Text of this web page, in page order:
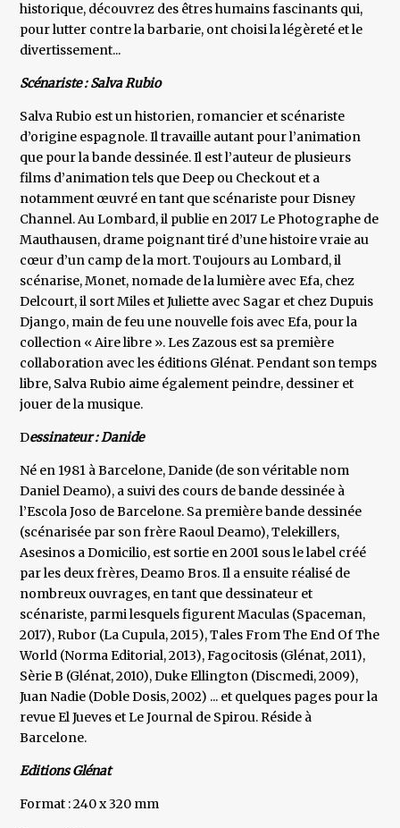
historique, découvrez des êtres humains fascinants qui,
pour lutter contre la barbarie, ont choisi la légèreté et le
divertissement...
Scénariste : Salva Rubio
Salva Rubio est un historien, romancier et scénariste
d’origine espagnole. Il travaille autant pour l’animation
que pour la bande dessinée. Il est l’auteur de plusieurs
films d’animation tels que Deep ou Checkout et a
notamment œuvré en tant que scénariste pour Disney
Channel. Au Lombard, il publie en 2017 Le Photographe de
Mauthausen, drame poignant tiré d’une histoire vraie au
cœur d’un camp de la mort. Toujours au Lombard, il
scénarise, Monet, nomade de la lumière avec Efa, chez
Delcourt, il sort Miles et Juliette avec Sagar et chez Dupuis
Django, main de feu une nouvelle fois avec Efa, pour la
collection « Aire libre ». Les Zazous est sa première
collaboration avec les éditions Glénat. Pendant son temps
libre, Salva Rubio aime également peindre, dessiner et
jouer de la musique.
Dessinateur : Danide
Né en 1981 à Barcelone, Danide (de son véritable nom
Daniel Deamo), a suivi des cours de bande dessinée à
l’Escola Joso de Barcelone. Sa première bande dessinée
(scénarisée par son frère Raoul Deamo), Telekillers,
Asesinos a Domicilio, est sortie en 2001 sous le label créé
par les deux frères, Deamo Bros. Il a ensuite réalisé de
nombreux ouvrages, en tant que dessinateur et
scénariste, parmi lesquels figurent Maculas (Spaceman,
2017), Rubor (La Cupula, 2015), Tales From The End Of The
World (Norma Editorial, 2013), Fagocitosis (Glénat, 2011),
Sèrie B (Glénat, 2010), Duke Ellington (Discmedi, 2009),
Juan Nadie (Doble Dosis, 2002) ... et quelques pages pour la
revue El Jueves et Le Journal de Spirou. Réside à
Barcelone.
Editions Glénat
Format : 240 x 320 mm